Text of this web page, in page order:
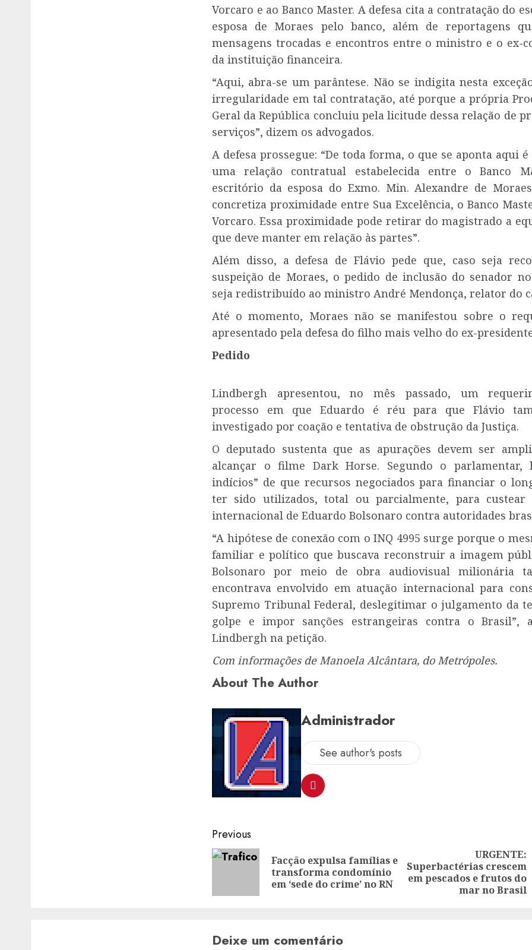
Vorcaro e ao Banco Master. A defesa cita a contratação do
esposa de Moraes pelo banco, além de reportagens
mensagens trocadas e encontros entre o ministro e o ex-
da instituição financeira.
“Aqui, abra-se um parântese. Não se indigita nesta
irregularidade em tal contratação, até porque a própria
Geral da República concluiu pela licitude dessa relação de
serviços”, dizem os advogados.
A defesa prossegue: “De toda forma, o que se aponta aqui
uma relação contratual estabelecida entre o Banco
escritório da esposa do Exmo. Min. Alexandre de
concretiza proximidade entre Sua Excelência, o Banco
Vorcaro. Essa proximidade pode retirar do magistrado a
que deve manter em relação às partes”.
Além disso, a defesa de Flávio pede que, caso seja
suspeição de Moraes, o pedido de inclusão do senador
seja redistribuído ao ministro André Mendonça, relator do
Até o momento, Moraes não se manifestou sobre o
apresentado pela defesa do filho mais velho do ex-
Pedido
Lindbergh apresentou, no mês passado, um
processo em que Eduardo é réu para que Flávio
investigado por coação e tentativa de obstrução da Justiça.
O deputado sustenta que as apurações devem ser
alcançar o filme Dark Horse. Segundo o parlamentar,
indícios” de que recursos negociados para financiar o
ter sido utilizados, total ou parcialmente, para custear
internacional de Eduardo Bolsonaro contra autoridades
“A hipótese de conexão com o INQ 4995 surge porque o
familiar e político que buscava reconstruir a imagem
Bolsonaro por meio de obra audiovisual milionária
encontrava envolvido em atuação internacional para
Supremo Tribunal Federal, deslegitimar o julgamento da
golpe e impor sanções estrangeiras contra o Brasil”,
Lindbergh na petição.
Com informações de Manoela Alcântara, do Metrópoles.
About The Author
Administrador
See author's posts
Post
navigation
Previous
Previous
post:
Facção expulsa famílias e
transforma condomínio
em ‘sede do crime’ no RN
Next
post:
URGENTE:
Superbactérias crescem
em pescados e frutos do
mar no Brasil
Deixe um comentário